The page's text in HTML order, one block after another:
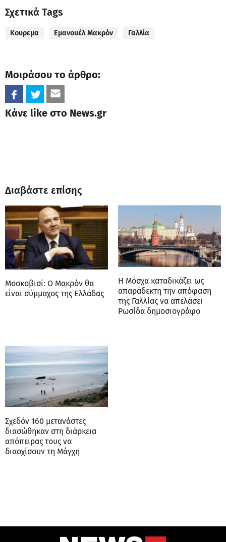
Σχετικά Tags
Κουρεμα Εμανουέλ Μακρόν Γαλλία
Μοιράσου το άρθρο:
Κάνε like στο News.gr
Διαβάστε επίσης
Μοσκοβισί: Ο Μακρόν θα
είναι σύμμαχος της Ελλάδας
Η Μόσχα καταδικάζει ως
απαράδεκτη την απόφαση
της Γαλλίας να απελάσει
Ρωσίδα δημοσιογράφο
Σχεδόν 160 μετανάστες
διασώθηκαν στη διάρκεια
απόπειρας τους να
διασχίσουν τη Μάγχη